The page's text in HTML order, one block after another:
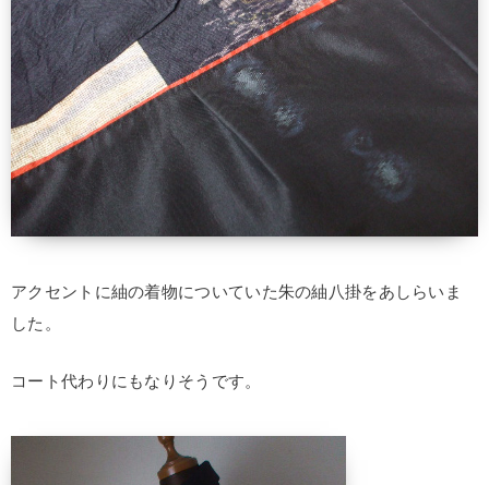
アクセントに紬の着物についていた朱の紬八掛をあしらいま
した。
コート代わりにもなりそうです。